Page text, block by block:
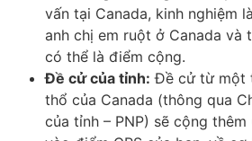
vấn tại Canada, kinh nghiệm
anh chị em ruột ở Canada và
có thể là điểm cộng.
Đề cử của tỉnh: Đề cử từ một
thổ của Canada (thông qua
của tỉnh – PNP) sẽ cộng